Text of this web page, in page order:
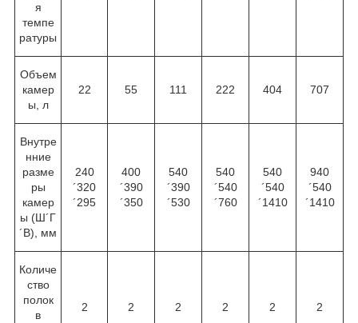
я
темпе
ратуры
Объем
камер
ы, л
22 55 111 222 404 707
Внутре
нние
разме
ры
камер
ы (Ш´Г
´В), мм
240
´320
´295
400
´390
´350
540
´390
´530
540
´540
´760
540
´540
´1410
940
´540
´1410
Количе
ство
полок
в
2 2 2 2 2 2